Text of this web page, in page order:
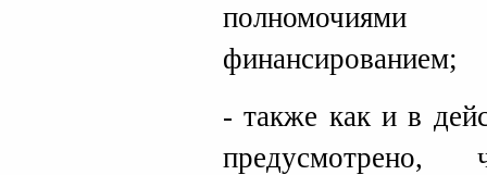
финансированием;
- также как и в